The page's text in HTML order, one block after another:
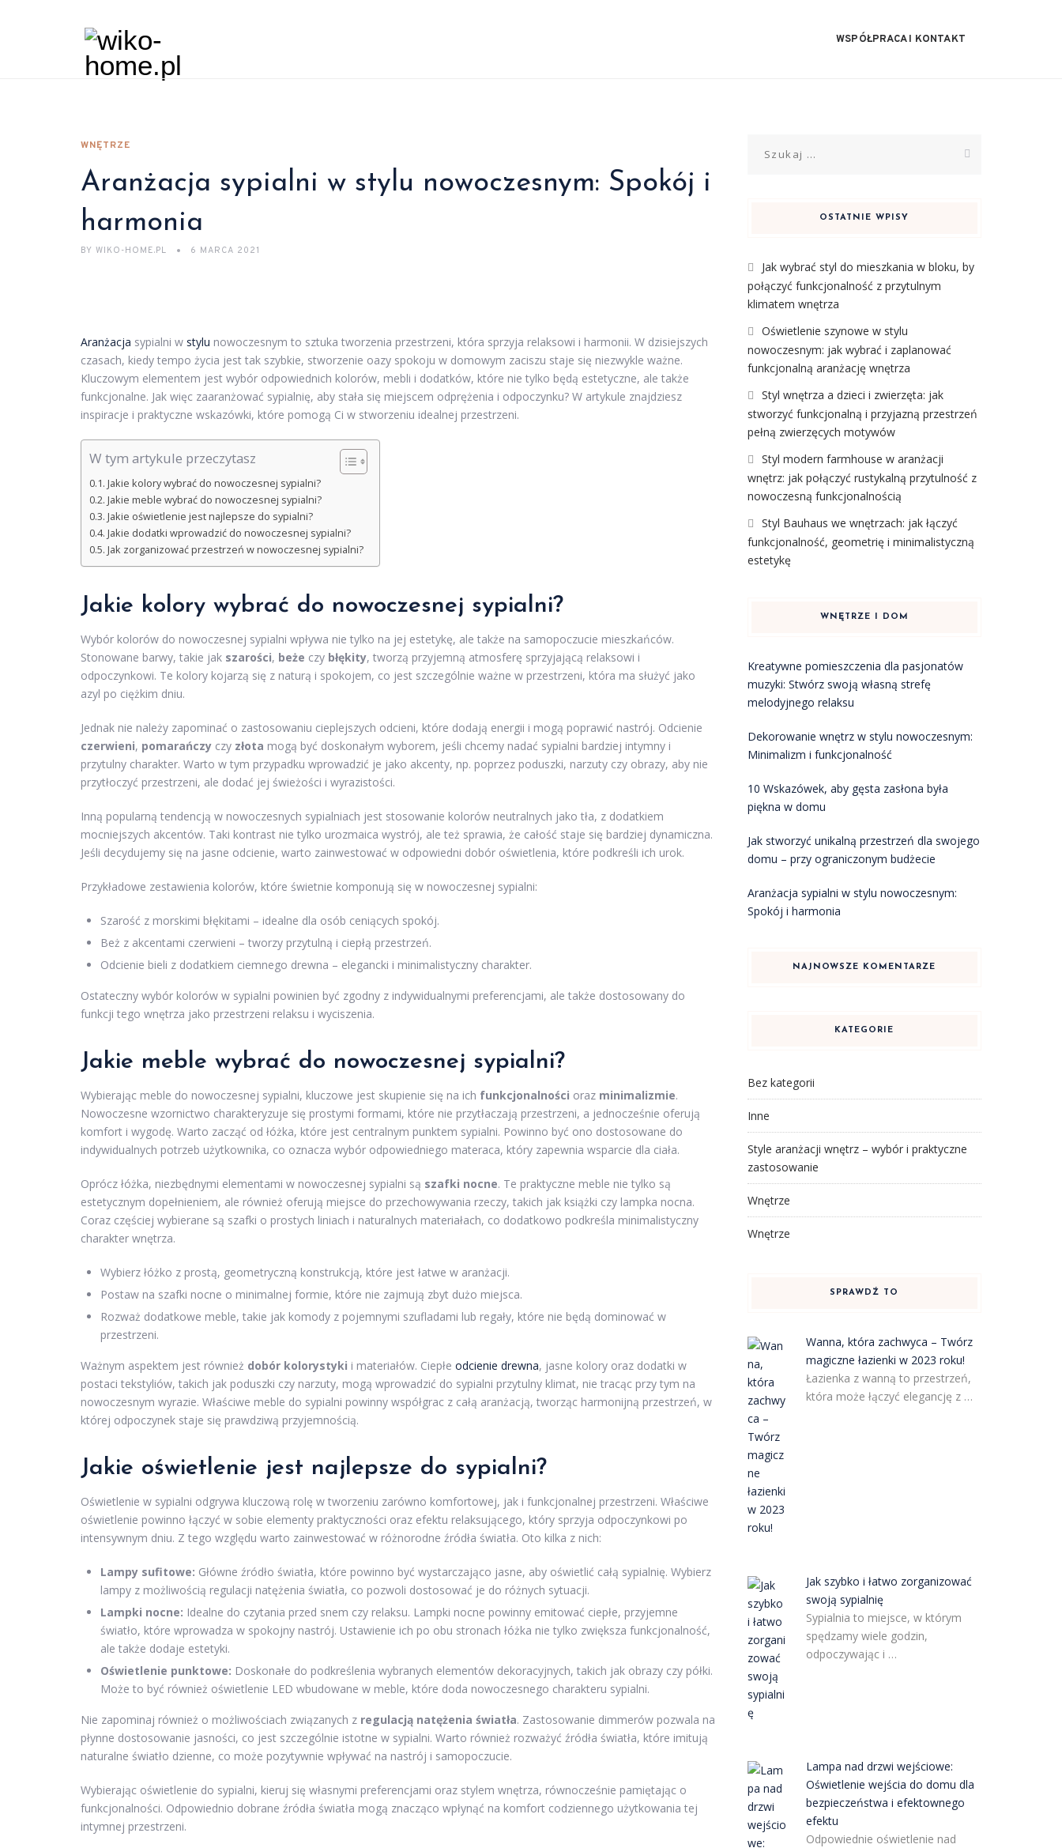
WSPÓŁPRACA I KONTAKT
WNĘTRZE
Aranżacja sypialni w stylu nowoczesnym: Spokój i
harmonia
BY WIKO-HOME.PL 6 MARCA 2021
Aranżacja sypialni w stylu nowoczesnym to sztuka tworzenia przestrzeni, która sprzyja relaksowi i harmonii. W dzisiejszych
czasach, kiedy tempo życia jest tak szybkie, stworzenie oazy spokoju w domowym zaciszu staje się niezwykle ważne.
Kluczowym elementem jest wybór odpowiednich kolorów, mebli i dodatków, które nie tylko będą estetyczne, ale także
funkcjonalne. Jak więc zaaranżować sypialnię, aby stała się miejscem odprężenia i odpoczynku? W artykule znajdziesz
inspiracje i praktyczne wskazówki, które pomogą Ci w stworzeniu idealnej przestrzeni.
W tym artykule przeczytasz
Jakie kolory wybrać do nowoczesnej sypialni?
Jakie meble wybrać do nowoczesnej sypialni?
Jakie oświetlenie jest najlepsze do sypialni?
Jakie dodatki wprowadzić do nowoczesnej sypialni?
Jak zorganizować przestrzeń w nowoczesnej sypialni?
Jakie kolory wybrać do nowoczesnej sypialni?
Wybór kolorów do nowoczesnej sypialni wpływa nie tylko na jej estetykę, ale także na samopoczucie mieszkańców.
Stonowane barwy, takie jak szarości, beże czy błękity, tworzą przyjemną atmosferę sprzyjającą relaksowi i
odpoczynkowi. Te kolory kojarzą się z naturą i spokojem, co jest szczególnie ważne w przestrzeni, która ma służyć jako
azyl po ciężkim dniu.
Jednak nie należy zapominać o zastosowaniu cieplejszych odcieni, które dodają energii i mogą poprawić nastrój. Odcienie
czerwieni, pomarańczy czy złota mogą być doskonałym wyborem, jeśli chcemy nadać sypialni bardziej intymny i
przytulny charakter. Warto w tym przypadku wprowadzić je jako akcenty, np. poprzez poduszki, narzuty czy obrazy, aby nie
przytłoczyć przestrzeni, ale dodać jej świeżości i wyrazistości.
Inną popularną tendencją w nowoczesnych sypialniach jest stosowanie kolorów neutralnych jako tła, z dodatkiem
mocniejszych akcentów. Taki kontrast nie tylko urozmaica wystrój, ale też sprawia, że całość staje się bardziej dynamiczna.
Jeśli decydujemy się na jasne odcienie, warto zainwestować w odpowiedni dobór oświetlenia, które podkreśli ich urok.
Przykładowe zestawienia kolorów, które świetnie komponują się w nowoczesnej sypialni:
Szarość z morskimi błękitami – idealne dla osób ceniących spokój.
Beż z akcentami czerwieni – tworzy przytulną i ciepłą przestrzeń.
Odcienie bieli z dodatkiem ciemnego drewna – elegancki i minimalistyczny charakter.
Ostateczny wybór kolorów w sypialni powinien być zgodny z indywidualnymi preferencjami, ale także dostosowany do
funkcji tego wnętrza jako przestrzeni relaksu i wyciszenia.
Jakie meble wybrać do nowoczesnej sypialni?
Wybierając meble do nowoczesnej sypialni, kluczowe jest skupienie się na ich funkcjonalności oraz minimalizmie.
Nowoczesne wzornictwo charakteryzuje się prostymi formami, które nie przytłaczają przestrzeni, a jednocześnie oferują
komfort i wygodę. Warto zacząć od łóżka, które jest centralnym punktem sypialni. Powinno być ono dostosowane do
indywidualnych potrzeb użytkownika, co oznacza wybór odpowiedniego materaca, który zapewnia wsparcie dla ciała.
Oprócz łóżka, niezbędnymi elementami w nowoczesnej sypialni są szafki nocne. Te praktyczne meble nie tylko są
estetycznym dopełnieniem, ale również oferują miejsce do przechowywania rzeczy, takich jak książki czy lampka nocna.
Coraz częściej wybierane są szafki o prostych liniach i naturalnych materiałach, co dodatkowo podkreśla minimalistyczny
charakter wnętrza.
Wybierz łóżko z prostą, geometryczną konstrukcją, które jest łatwe w aranżacji.
Postaw na szafki nocne o minimalnej formie, które nie zajmują zbyt dużo miejsca.
Rozważ dodatkowe meble, takie jak komody z pojemnymi szufladami lub regały, które nie będą dominować w
przestrzeni.
Ważnym aspektem jest również dobór kolorystyki i materiałów. Ciepłe odcienie drewna, jasne kolory oraz dodatki w
postaci tekstyliów, takich jak poduszki czy narzuty, mogą wprowadzić do sypialni przytulny klimat, nie tracąc przy tym na
nowoczesnym wyrazie. Właściwe meble do sypialni powinny współgrac z całą aranżacją, tworząc harmonijną przestrzeń, w
której odpoczynek staje się prawdziwą przyjemnością.
Jakie oświetlenie jest najlepsze do sypialni?
Oświetlenie w sypialni odgrywa kluczową rolę w tworzeniu zarówno komfortowej, jak i funkcjonalnej przestrzeni. Właściwe
oświetlenie powinno łączyć w sobie elementy praktyczności oraz efektu relaksującego, który sprzyja odpoczynkowi po
intensywnym dniu. Z tego względu warto zainwestować w różnorodne źródła światła. Oto kilka z nich:
Lampy sufitowe: Główne źródło światła, które powinno być wystarczająco jasne, aby oświetlić całą sypialnię. Wybierz
lampy z możliwością regulacji natężenia światła, co pozwoli dostosować je do różnych sytuacji.
Lampki nocne: Idealne do czytania przed snem czy relaksu. Lampki nocne powinny emitować ciepłe, przyjemne
światło, które wprowadza w spokojny nastrój. Ustawienie ich po obu stronach łóżka nie tylko zwiększa funkcjonalność,
ale także dodaje estetyki.
Oświetlenie punktowe: Doskonałe do podkreślenia wybranych elementów dekoracyjnych, takich jak obrazy czy półki.
Może to być również oświetlenie LED wbudowane w meble, które doda nowoczesnego charakteru sypialni.
Nie zapominaj również o możliwościach związanych z regulacją natężenia światła. Zastosowanie dimmerów pozwala na
płynne dostosowanie jasności, co jest szczególnie istotne w sypialni. Warto również rozważyć źródła światła, które imitują
naturalne światło dzienne, co może pozytywnie wpływać na nastrój i samopoczucie.
Wybierając oświetlenie do sypialni, kieruj się własnymi preferencjami oraz stylem wnętrza, równocześnie pamiętając o
funkcjonalności. Odpowiednio dobrane źródła światła mogą znacząco wpłynąć na komfort codziennego użytkowania tej
intymnej przestrzeni.
OSTATNIE WPISY
Jak wybrać styl do mieszkania w bloku, by
połączyć funkcjonalność z przytulnym
klimatem wnętrza
Oświetlenie szynowe w stylu
nowoczesnym: jak wybrać i zaplanować
funkcjonalną aranżację wnętrza
Styl wnętrza a dzieci i zwierzęta: jak
stworzyć funkcjonalną i przyjazną przestrzeń
pełną zwierzęcych motywów
Styl modern farmhouse w aranżacji
wnętrz: jak połączyć rustykalną przytulność z
nowoczesną funkcjonalnością
Styl Bauhaus we wnętrzach: jak łączyć
funkcjonalność, geometrię i minimalistyczną
estetykę
WNĘTRZE I DOM
Kreatywne pomieszczenia dla pasjonatów
muzyki: Stwórz swoją własną strefę
melodyjnego relaksu
Dekorowanie wnętrz w stylu nowoczesnym:
Minimalizm i funkcjonalność
10 Wskazówek, aby gęsta zasłona była
piękna w domu
Jak stworzyć unikalną przestrzeń dla swojego
domu – przy ograniczonym budżecie
Aranżacja sypialni w stylu nowoczesnym:
Spokój i harmonia
NAJNOWSZE KOMENTARZE
KATEGORIE
Bez kategorii
Inne
Style aranżacji wnętrz – wybór i praktyczne
zastosowanie
Wnętrze
Wnętrze
SPRAWDŹ TO
Wanna, która zachwyca – Twórz
magiczne łazienki w 2023 roku!
Łazienka z wanną to przestrzeń,
która może łączyć elegancję z …
Jak szybko i łatwo zorganizować
swoją sypialnię
Sypialnia to miejsce, w którym
spędzamy wiele godzin,
odpoczywając i …
Lampa nad drzwi wejściowe:
Oświetlenie wejścia do domu dla
bezpieczeństwa i efektownego
efektu
Odpowiednie oświetlenie nad